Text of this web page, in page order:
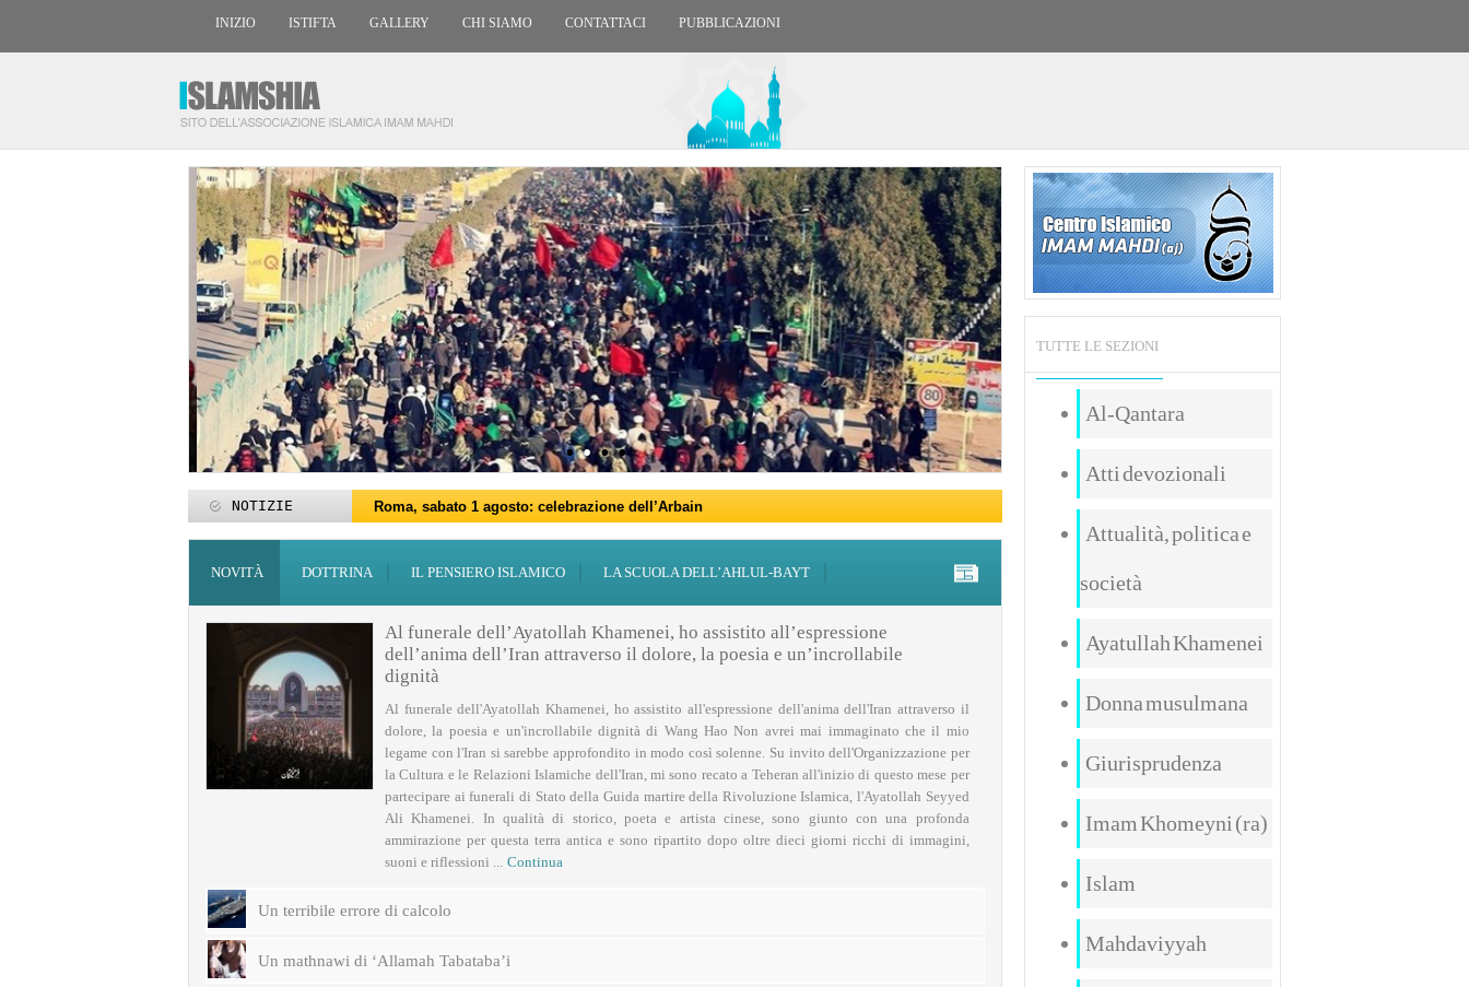
INIZIO ISTIFTA GALLERY CHI SIAMO CONTATTACI PUBBLICAZIONI
NOTIZIE
Roma, sabato 1 agosto: celebrazione dell’Arbain
Roma, 15-25 giugno: programmi per il mese di Muharram
Roma, sabato 6 giugno: Eid al-Ghadir
27 maggio: Eid al-Adha (Festa del Sacrificio)
‘Id al-Fitr sarà sabato 21 marzo
ZAKATUL-FITR 1447 – 2026
Programmi per la notte di Qadr a Roma
I programmi del Centro Islamico Imam Mahdi di Roma per il Ramadan
Domani giovedì 19 febbraio primo giorno di Ramadan
Roma, sabato 14 febbraio: docufilm “Rivoluzione”
NOVITÀ
DOTTRINA IL PENSIERO ISLAMICO LA SCUOLA DELL’AHLUL-BAYT
Al funerale dell’Ayatollah Khamenei, ho assistito all’espressione
dell’anima dell’Iran attraverso il dolore, la poesia e un’incrollabile
dignità
Al funerale dell'Ayatollah Khamenei, ho assistito all'espressione dell'anima dell'Iran attraverso il
dolore, la poesia e un'incrollabile dignità di Wang Hao Non avrei mai immaginato che il mio
legame con l'Iran si sarebbe approfondito in modo così solenne. Su invito dell'Organizzazione per
la Cultura e le Relazioni Islamiche dell'Iran, mi sono recato a Teheran all'inizio di questo mese per
partecipare ai funerali di Stato della Guida martire della Rivoluzione Islamica, l'Ayatollah Seyyed
Ali Khamenei. In qualità di storico, poeta e artista cinese, sono giunto con una profonda
ammirazione per questa terra antica e sono ripartito dopo oltre dieci giorni ricchi di immagini,
suoni e riflessioni ...
Continua
Un terribile errore di calcolo
Un mathnawi di ‘Allamah Tabataba’i
TUTTE LE SEZIONI
Al-Qantara
Atti devozionali
Attualità, politica e
società
Ayatullah Khamenei
Donna musulmana
Giurisprudenza
Imam Khomeyni (ra)
Islam
Mahdaviyyah